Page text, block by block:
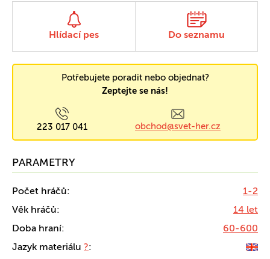
Hlídací pes Do seznamu
Potřebujete poradit nebo objednat?
Zeptejte se nás!
223 017 041 obchod@svet-her.cz
PARAMETRY
Počet hráčů:
1-2
Věk hráčů:
14 let
Doba hraní:
60-600
Jazyk materiálu ?: